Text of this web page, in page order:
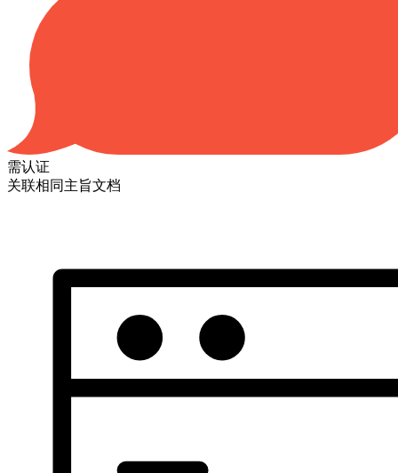
需认证
关联相同主旨文档